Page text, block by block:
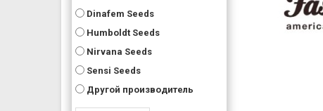
Dinafem Seeds
Humboldt Seeds
Nirvana Seeds
Sensi Seeds
Другой производитель